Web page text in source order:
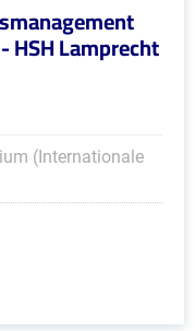
HSH Lamprecht
(Internationale